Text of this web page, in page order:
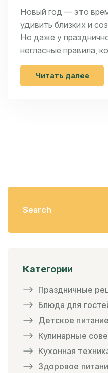
Новый год — это
удивить близких и
Но даже у
негласные правила,
придерживаться.
исключить из
вызвало неприятных
Читать далее
Категории
Праздничные
Блюда для
Детское питание
Кулинарные
Кухонная
Здоровое